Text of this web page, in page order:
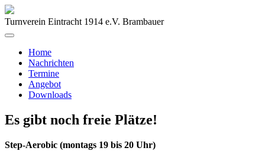
Turnverein Eintracht 1914 e.V. Brambauer
Home
Nachrichten
Termine
Angebot
Downloads
Es gibt noch freie Plätze!
Step-Aerobic (montags 19 bis 20 Uhr)